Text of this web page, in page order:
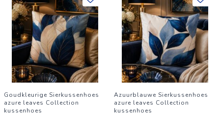
Goudkleurige Sierkussenhoes
azure leaves Collection
kussenhoes
Azuurblauwe Sierkussenhoes
azure leaves Collection
kussenhoes